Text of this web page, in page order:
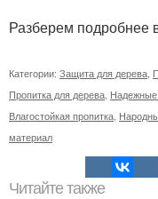
Разберем подробнее
Категории: Защита для дерева
Пропитка для дерева Надежные
Влагостойкая пропитка
материал
Читайте также